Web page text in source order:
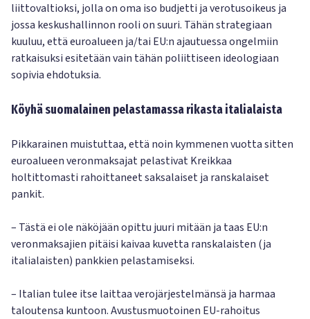
liittovaltioksi, jolla on oma iso budjetti ja verotusoikeus ja
jossa keskushallinnon rooli on suuri. Tähän strategiaan
kuuluu, että euroalueen ja/tai EU:n ajautuessa ongelmiin
ratkaisuksi esitetään vain tähän poliittiseen ideologiaan
sopivia ehdotuksia.
Köyhä suomalainen pelastamassa rikasta italialaista
Pikkarainen muistuttaa, että noin kymmenen vuotta sitten
euroalueen veronmaksajat pelastivat Kreikkaa
holtittomasti rahoittaneet saksalaiset ja ranskalaiset
pankit.
– Tästä ei ole näköjään opittu juuri mitään ja taas EU:n
veronmaksajien pitäisi kaivaa kuvetta ranskalaisten (ja
italialaisten) pankkien pelastamiseksi.
– Italian tulee itse laittaa verojärjestelmänsä ja harmaa
taloutensa kuntoon. Avustusmuotoinen EU-rahoitus